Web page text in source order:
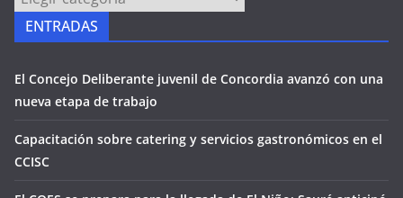
ENTRADAS
El Concejo Deliberante juvenil de Concordia avanzó con una
nueva etapa de trabajo
Capacitación sobre catering y servicios gastronómicos en el
CCISC